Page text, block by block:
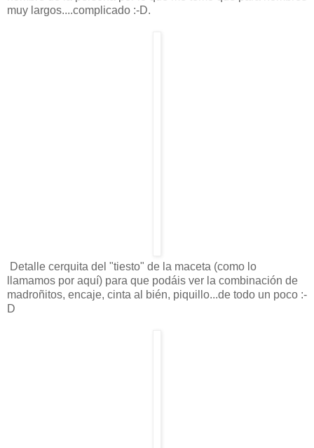
muy largos....complicado :-D.
Detalle cerquita del "tiesto" de la maceta (como lo
llamamos por aquí) para que podáis ver la combinación de
madroñitos, encaje, cinta al bién, piquillo...de todo un poco :-
D